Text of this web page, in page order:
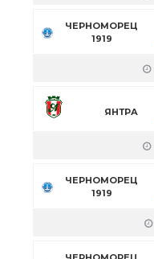
ЧЕРНОМОРЕЦ
1919
ЯНТРА
ЧЕРНОМОРЕЦ
1919